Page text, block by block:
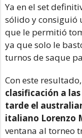
Ya en el set
sólido y consiguió
que le permitió
ya que solo le
turnos de saque
Con este resultado,
clasificación a
tarde el
italiano Lorenzo
ventana al torneo